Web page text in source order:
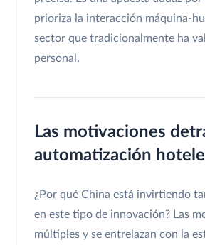
prioriza la interacción máquina-
sector que tradicionalmente ha
personal.
Las motivaciones
automatización
¿Por qué China está invirtiendo
en este tipo de innovación? Las
múltiples y se entrelazan con la